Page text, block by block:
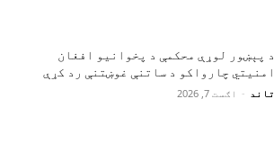
د پېښور لوړې محکمې د پخوانیو افغان
امنیتي چارواکو د ساتنې غوښتنې رد کړې
تاند - اګست 7, 2026